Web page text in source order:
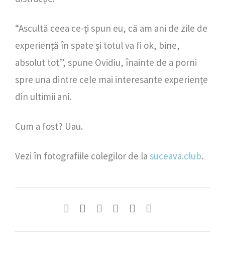
“Ascultă ceea ce-ți spun eu, că am ani de zile de
experiență în spate și totul va fi ok, bine,
absolut tot”, spune Ovidiu, înainte de a porni
spre una dintre cele mai interesante experiențe
din ultimii ani.
Cum a fost? Uau.
Vezi în fotografiile colegilor de la suceava.club.